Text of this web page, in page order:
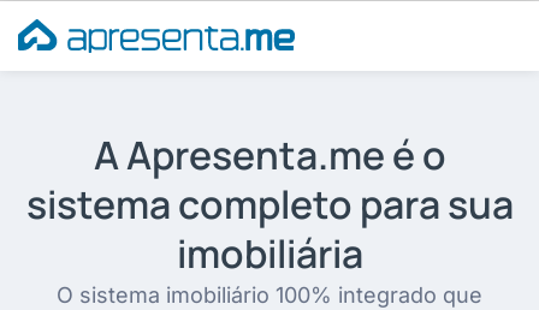
para
o
A Apresenta.me é o
sistema completo para sua
imobiliária
O sistema imobiliário 100% integrado que